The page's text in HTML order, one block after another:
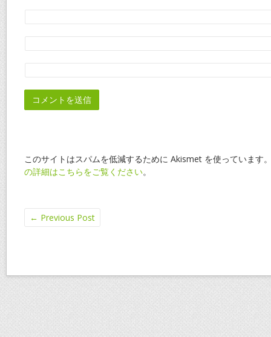
このサイトはスパムを低減するために Akismet を使っています
の詳細はこちらをご覧ください。
← Previous Post